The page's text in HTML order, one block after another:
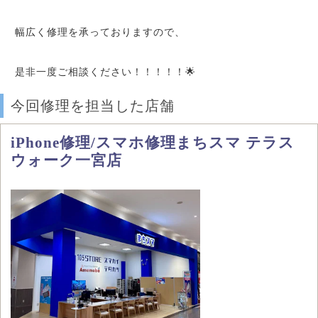
幅広く修理を承っておりますので、
是非一度ご相談ください！！！！！🌟
今回修理を担当した店舗
iPhone修理/スマホ修理まちスマ テラス
ウォーク一宮店